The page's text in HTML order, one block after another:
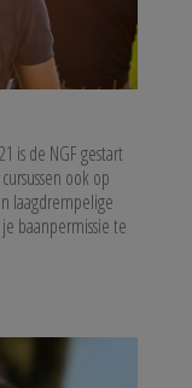
is de NGF gestart
ook op
laagdrempelige
baanpermissie te